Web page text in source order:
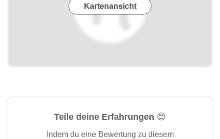
Kartenansicht
Teile deine Erfahrungen 😍
Indem du eine Bewertung zu diesem